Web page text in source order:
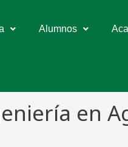
Alumnos
en